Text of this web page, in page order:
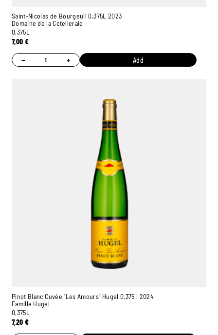
Saint-Nicolas de Bourgeuil 0,375L 2023
Domaine de la Cotelleraie
0,375L
7,00 €
− + Add
Pinot Blanc Cuvée "Les Amours" Hugel 0,375 l 2024
Famille Hugel
0,375L
7,20 €